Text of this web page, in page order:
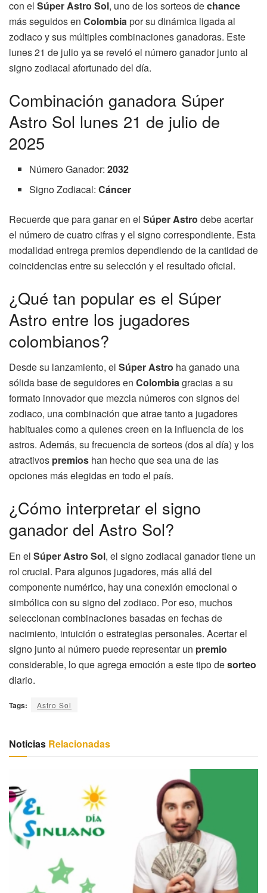
con el Súper Astro Sol, uno de los sorteos dechance
más seguidos en Colombiapor su dinámica ligada al
zodiaco y sus múltiples combinaciones ganadoras. Este
lunes 21 de julio ya se reveló el número ganador junto al
signo zodiacal afortunado del día.
Combinación ganadora Súper
Astro Sol lunes 21 de julio de
2025
Número Ganador:2032
Signo Zodiacal:Cáncer
Recuerde que para ganar en el Súper Astro debe acertar
el número de cuatro cifras y el signo correspondiente. Esta
modalidad entrega premios dependiendo de la cantidad de
coincidencias entre su selección y el resultado oficial.
¿Qué tan popular es el Súper
Astro entre los jugadores
colombianos?
Desde su lanzamiento, el Súper Astro ha ganado una
sólida base de seguidores en Colombiagracias a su
formato innovador que mezcla números con signos del
zodiaco, una combinación que atrae tanto a jugadores
habituales como a quienes creen en la influencia de los
astros. Además, su frecuencia de sorteos (dos al día) y los
atractivos premios han hecho que sea una de las
opciones más elegidas en todo el país.
¿Cómo interpretar el signo
ganador del Astro Sol?
En el Súper Astro Sol, el signo zodiacal ganador tiene un
rol crucial. Para algunos jugadores, más allá del
componente numérico, hay una conexión emocional o
simbólica con su signo del zodiaco. Por eso, muchos
seleccionan combinaciones basadas en fechas de
nacimiento, intuición o estrategias personales. Acertar el
signo junto al número puede representar un premio
considerable, lo que agrega emoción a este tipo desorteo
diario.
Tags: Astro Sol
Noticias Relacionadas